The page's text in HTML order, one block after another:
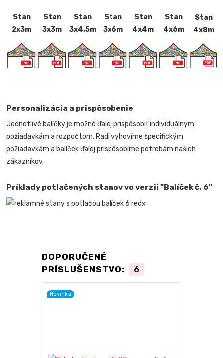
Stan
2x3m
Stan
3x3m
Stan
3x4,5m
Stan
3x6m
Stan
4x4m
Stan
4x6m
Stan
4x8m
Personalizácia a prispôsobenie
Jednotlivé balíčky je možné ďalej prispôsobiť individuálnym
požiadavkám a rozpočtom. Radi vyhovíme špecifickým
požiadavkám a balíček ďalej prispôsobíme potrebám našich
zákazníkov.
Príklady potlačených stanov vo verzii "Balíček č. 6"
DOPORUČENÉ
PRÍSLUŠENSTVO:
6
Novinka